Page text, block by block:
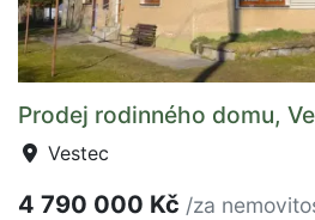
Prodej rodinného domu,
Vestec
4 790 000 Kč /za